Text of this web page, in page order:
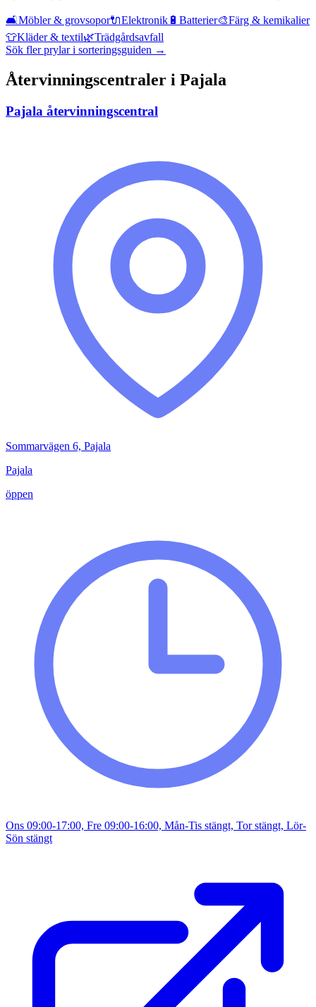
🛋️Möbler & grovsopor🔌Elektronik 🔋 Batterier🎨Färg & kemikalier
👕Kläder & textil🌿Trädgårdsavfall
Sök fler prylar i sorteringsguiden →
Återvinningscentraler i Pajala
Pajala återvinningscentral
Sommarvägen 6, Pajala
Pajala
öppen
Ons 09:00-17:00, Fre 09:00-16:00, Mån-Tis stängt, Tor stängt, Lör-
Sön stängt